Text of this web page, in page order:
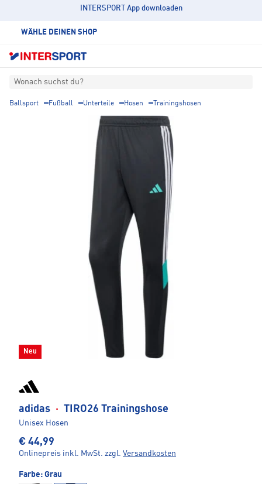
INTERSPORT App downloaden
WÄHLE DEINEN SHOP
Wonach suchst du?
Ballsport Fußball Unterteile Hosen Trainingshosen
Neu
adidas · TIRO26 Trainingshose
Unisex Hosen
€ 44,99
Onlinepreis inkl. MwSt. zzgl. Versandkosten
Farbe: Grau